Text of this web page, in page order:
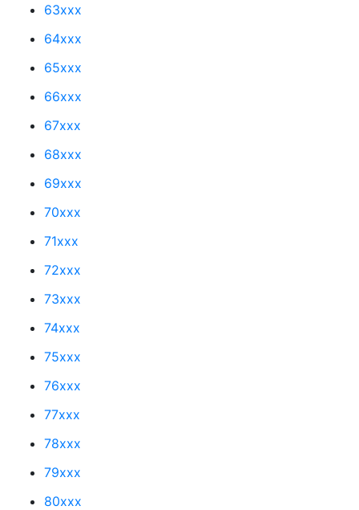
63xxx
64xxx
65xxx
66xxx
67xxx
68xxx
69xxx
70xxx
71xxx
72xxx
73xxx
74xxx
75xxx
76xxx
77xxx
78xxx
79xxx
80xxx